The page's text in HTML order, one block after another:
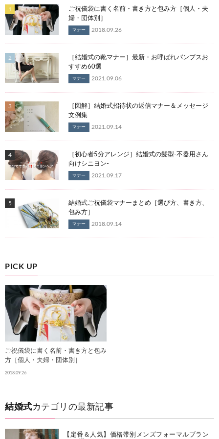
ご祝儀袋に書く名前・書き方と包み方［個人・夫
婦・団体別］
マナー 2018.09.26
［結婚式の靴マナー］最新・お呼ばれパンプスお
すすめ60選
マナー 2021.09.06
［図解］結婚式招待状の返信マナー＆メッセージ
文例集
マナー 2021.09.14
［初心者5分アレンジ］結婚式の髪型-不器用さん
向けシニヨン-
マナー 2021.09.17
結婚式ご祝儀袋マナーまとめ［選び方、書き方、
包み方］
マナー 2018.09.14
PICK UP
ご祝儀袋に書く名前・書き方と包み
方［個人・夫婦・団体別］
2018.09.26
結婚式カテゴリの最新記事
【定番＆人気】価格帯別メンズフォーマルブラン